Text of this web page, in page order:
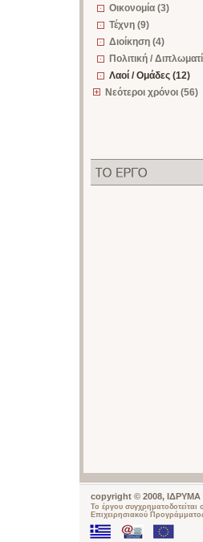
Οικονομία (3)
Τέχνη (9)
Διοίκηση (4)
Πολιτική /
Λαοί / Ομάδες (12)
Νεότεροι χρόνοι (56)
copyright © 2008,
Το έργου
Επιχειρησιακού